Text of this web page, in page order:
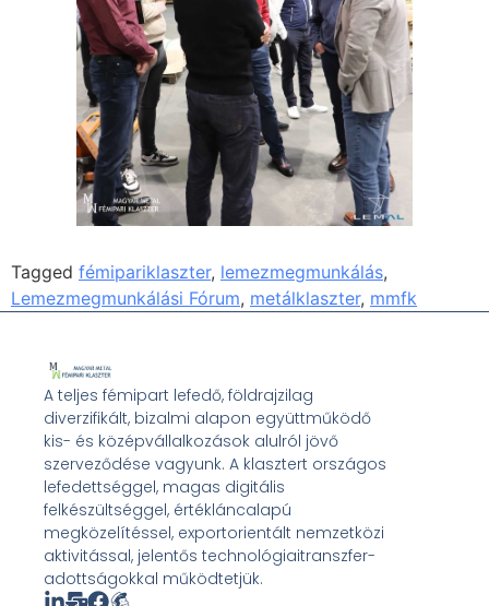
Tagged fémipariklaszter, lemezmegmunkálás,
Lemezmegmunkálási Fórum, metálklaszter, mmfk
A teljes fémipart lefedő, földrajzilag
diverzifikált, bizalmi alapon együttműködő
kis- és középvállalkozások alulról jövő
szerveződése vagyunk. A klasztert országos
lefedettséggel, magas digitális
felkészültséggel, értékláncalapú
megközelítéssel, exportorientált nemzetközi
aktivitással, jelentős technológiaitranszfer-
adottságokkal működtetjük.